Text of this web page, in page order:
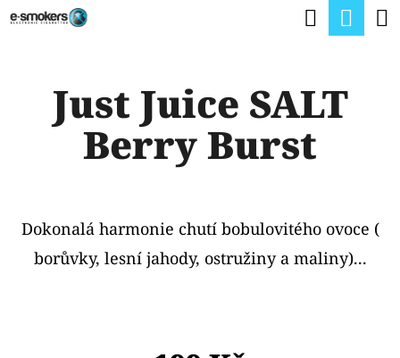
Přejít
Hledat
Just Juice SALT
Berry Burst
Dokonalá harmonie chutí bobulovitého ovoce (
borůvky, lesní jahody, ostružiny a maliny)...
K
T